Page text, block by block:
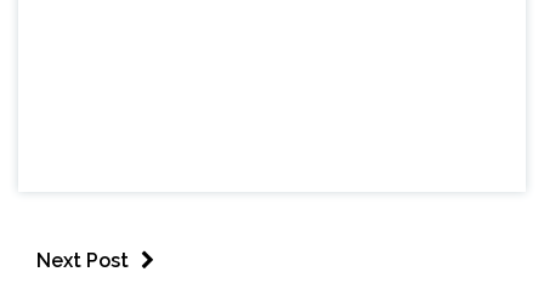
Next Post